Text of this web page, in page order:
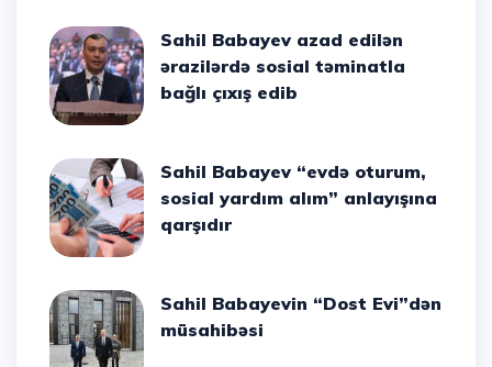
Sahil Babayev azad edilən
ərazilərdə sosial təminatla
bağlı çıxış edib
Sahil Babayev “evdə oturum,
sosial yardım alım” anlayışına
qarşıdır
Sahil Babayevin “Dost Evi”dən
müsahibəsi